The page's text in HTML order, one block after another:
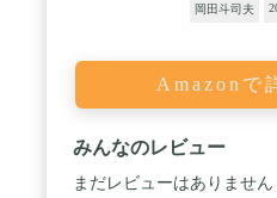
岡田斗司夫
Amazonで
みんなのレビュー
まだレビューはありません